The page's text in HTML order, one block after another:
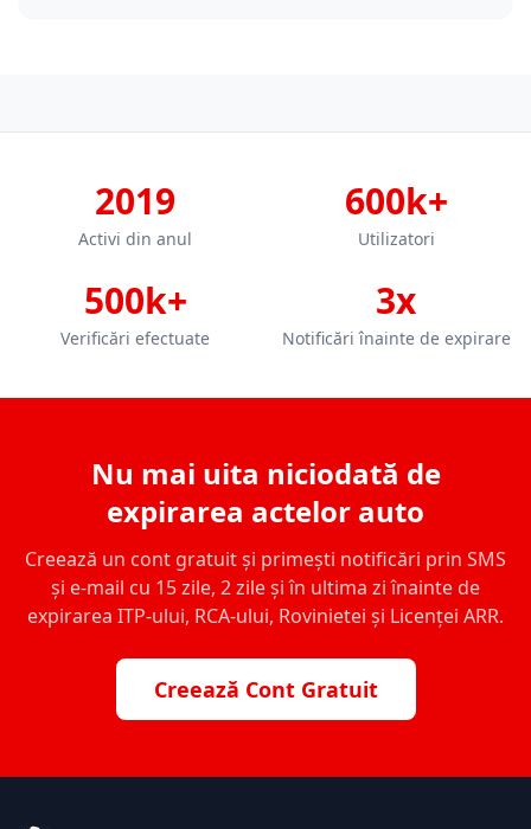
2019
Activi din anul
600k+
Utilizatori
500k+
Verificări efectuate
3x
Notificări înainte de expirare
Nu mai uita niciodată de
expirarea actelor auto
Creează un cont gratuit și primești notificări prin SMS
și e-mail cu 15 zile, 2 zile și în ultima zi înainte de
expirarea ITP-ului, RCA-ului, Rovinietei și Licenței ARR.
Creează Cont Gratuit